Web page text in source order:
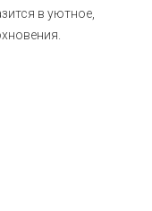
в уютное,